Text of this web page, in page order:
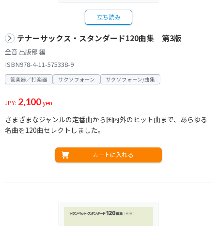
立ち読み
テナーサックス・スタンダード120曲集 第3版
全音 出版部 編
ISBN978-4-11-575338-9
管楽器／打楽器 サクソフォーン サクソフォーン/曲集
JPY: 2,100yen
さまざまなジャンルの定番曲から国内外のヒット曲まで、あらゆる
名曲を120曲セレクトしました。
カートに入れる